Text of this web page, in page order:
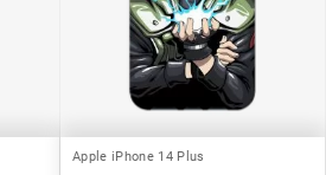
Apple iPhone 14 Plus